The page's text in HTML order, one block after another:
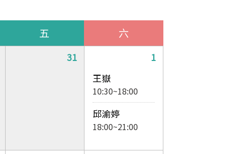
五 六
31
1
王嶽
10:30~18:00
邱渝婷
18:00~21:00